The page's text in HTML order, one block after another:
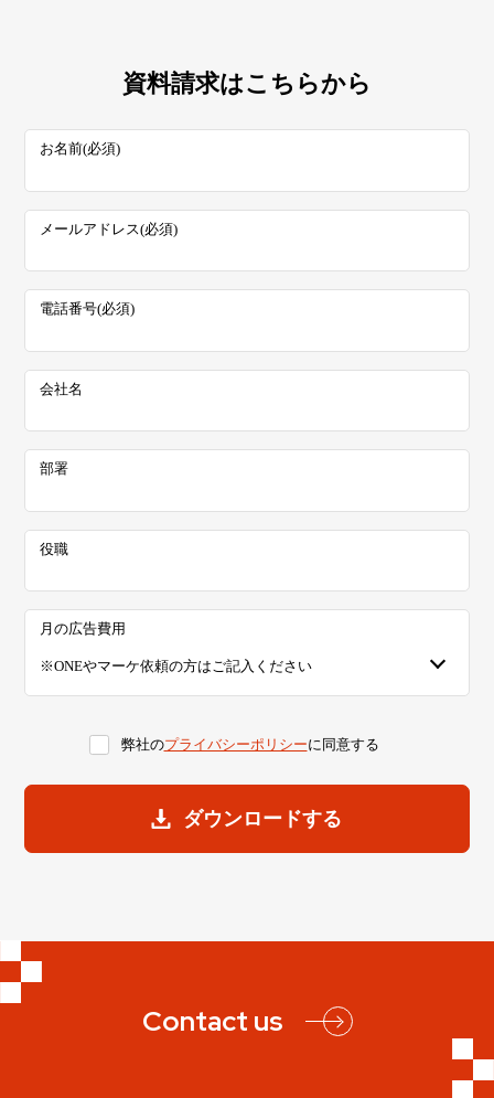
資料請求はこちらから
お名前 必須
メールアドレス 必須
電話番号 必須
会社名
部署
役職
月の広告費用
弊社のプライバシーポリシーに同意する
Contact us